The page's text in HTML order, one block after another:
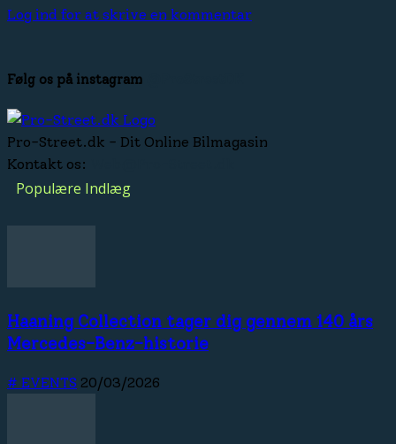
Log ind for at skrive en kommentar
Følg os på instagram
Pro-Street.dk - Dit Online Bilmagasin
Kontakt os:
Populære Indlæg
Haaning Collection tager dig gennem 140 års
Mercedes-Benz-historie
# EVENTS 20/03/2026